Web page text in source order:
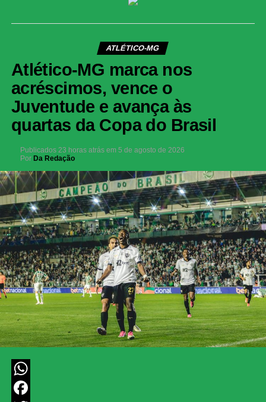
ATLÉTICO-MG
Atlético-MG marca nos
acréscimos, vence o
Juventude e avança às
quartas da Copa do Brasil
Publicados 23 horas atrás em 5 de agosto de 2026
Por Da Redação
WhatsApp